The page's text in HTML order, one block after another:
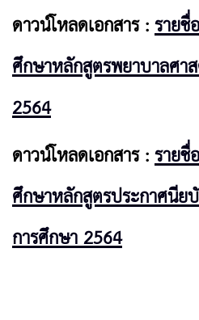
ดาวน์โหลดเอกสาร :รายชื่
ศึกษาหลักสูตรพยาบาลศ
2564
ดาวน์โหลดเอกสาร :รายชื่
ศึกษาหลักสูตรประกาศนีย
การศึกษา 2564